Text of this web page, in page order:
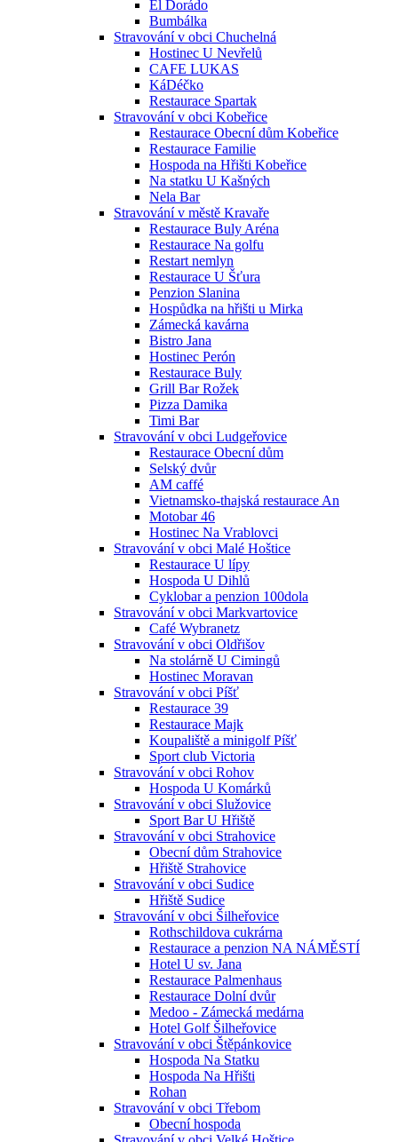
El Dorádo
Bumbálka
Stravování v obci Chuchelná
Hostinec U Nevřelů
CAFE LUKAS
KáDéčko
Restaurace Spartak
Stravování v obci Kobeřice
Restaurace Obecní dům Kobeřice
Restaurace Familie
Hospoda na Hřišti Kobeřice
Na statku U Kašných
Nela Bar
Stravování v městě Kravaře
Restaurace Buly Aréna
Restaurace Na golfu
Restart nemlyn
Restaurace U Šťura
Penzion Slanina
Hospůdka na hřišti u Mirka
Zámecká kavárna
Bistro Jana
Hostinec Perón
Restaurace Buly
Grill Bar Rožek
Pizza Damika
Timi Bar
Stravování v obci Ludgeřovice
Restaurace Obecní dům
Selský dvůr
AM caffé
Vietnamsko-thajská restaurace An
Motobar 46
Hostinec Na Vrablovci
Stravování v obci Malé Hoštice
Restaurace U lípy
Hospoda U Dihlů
Cyklobar a penzion 100dola
Stravování v obci Markvartovice
Café Wybranetz
Stravování v obci Oldřišov
Na stolárně U Cimingů
Hostinec Moravan
Stravování v obci Píšť
Restaurace 39
Restaurace Majk
Koupaliště a minigolf Píšť
Sport club Victoria
Stravování v obci Rohov
Hospoda U Komárků
Stravování v obci Služovice
Sport Bar U Hřiště
Stravování v obci Strahovice
Obecní dům Strahovice
Hřiště Strahovice
Stravování v obci Sudice
Hřiště Sudice
Stravování v obci Šilheřovice
Rothschildova cukrárna
Restaurace a penzion NA NÁMĚSTÍ
Hotel U sv. Jana
Restaurace Palmenhaus
Restaurace Dolní dvůr
Medoo - Zámecká medárna
Hotel Golf Šilheřovice
Stravování v obci Štěpánkovice
Hospoda Na Statku
Hospoda Na Hřišti
Rohan
Stravování v obci Třebom
Obecní hospoda